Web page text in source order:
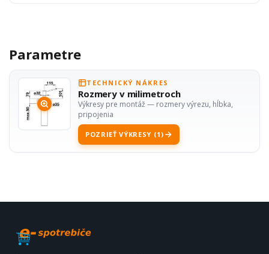
Parametre
TECHNICKÝ NÁKRES
Rozmery v milimetroch
Výkresy pre montáž — rozmery výrezu, hĺbka,
pripojenia
POZRIEŤ VÝKRESY (1)